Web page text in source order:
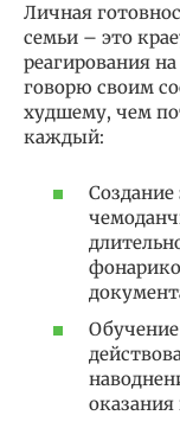
Личная
семьи – это
реагирования
говорю своим
худшему, чем
каждый: